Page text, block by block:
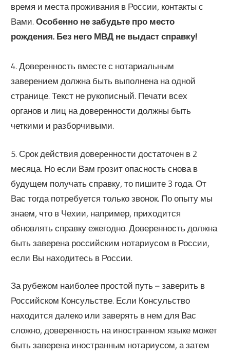
время и места проживания в России, контакты с
Вами.Особенно не забудьте про место
рождения. Без него МВД не выдаст справку!
4. Доверенность вместе с нотариальным
заверением должна быть выполнена на одной
странице. Текст не рукописный. Печати всех
органов и лиц на доверенности должны быть
четкими и разборчивыми.
5. Срок действия доверенности достаточен в 2
месяца. Но если Вам грозит опасность снова в
будущем получать справку, то пишите 3 года. От
Вас тогда потребуется только звонок. По опыту мы
знаем, что в Чехии, например, приходится
обновлять справку ежегодно. Доверенность должна
быть заверена российским нотариусом в России,
если Вы находитесь в России.
За рубежом наиболее простой путь – заверить в
Российском Консульстве. Если Консульство
находится далеко или заверять в нем для Вас
сложно, доверенность на иностранном языке может
быть заверена иностранным нотариусом, а затем